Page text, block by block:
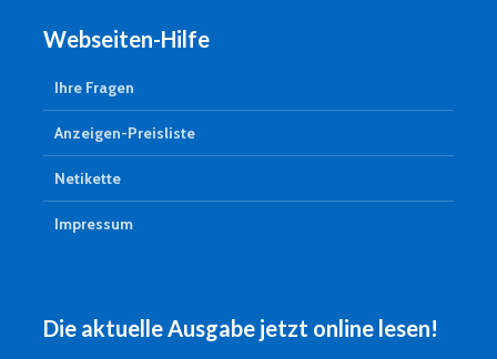
Webseiten-Hilfe
Ihre Fragen
Anzeigen-Preisliste
Netikette
Impressum
Die aktuelle Ausgabe jetzt online lesen!